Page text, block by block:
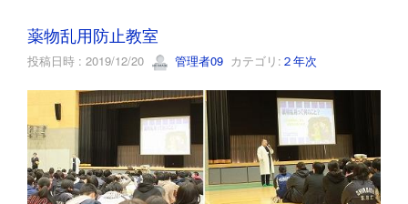
薬物乱用防止教室
投稿日時 : 2019/12/20 管理者09 カテゴリ: ２年次